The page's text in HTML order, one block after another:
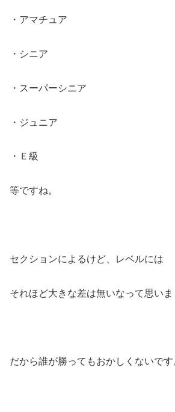
・アマチュア
・シニア
・スーパーシニア
・ジュニア
・Ｅ級
等ですね。
セクションによるけど、レベルには
それほど大きな差は無いなって思いま
だから誰が勝ってもおかしくないです